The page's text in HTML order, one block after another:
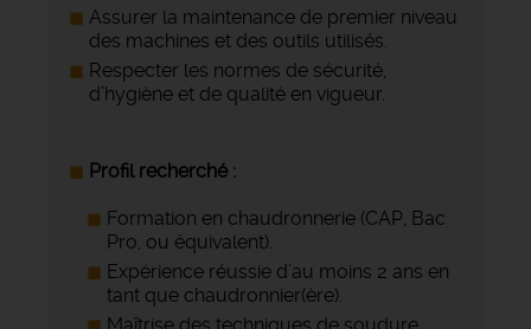
Assurer la maintenance de premier niveau
des machines et des outils utilisés.
Respecter les normes de sécurité,
d’hygiène et de qualité en vigueur.
Profil recherché :
Formation en chaudronnerie (CAP, Bac
Pro, ou équivalent).
Expérience réussie d’au moins 2 ans en
tant que chaudronnier(ère).